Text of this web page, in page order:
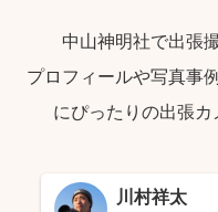
中山神明社で出張
プロフィールや写真事
にぴったりの出張カ
川村祥太